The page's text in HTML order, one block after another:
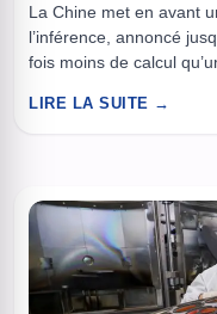
La Chine met en avant
l’inférence, annoncé
fois moins de calcul
lumière plutôt que par
LIRE LA SUITE →